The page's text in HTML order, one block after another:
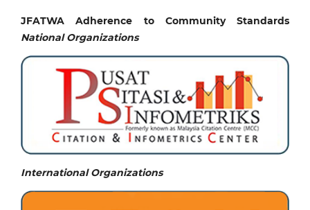
JFATWA Adherence to Community Standards
National Organizations
International Organizations